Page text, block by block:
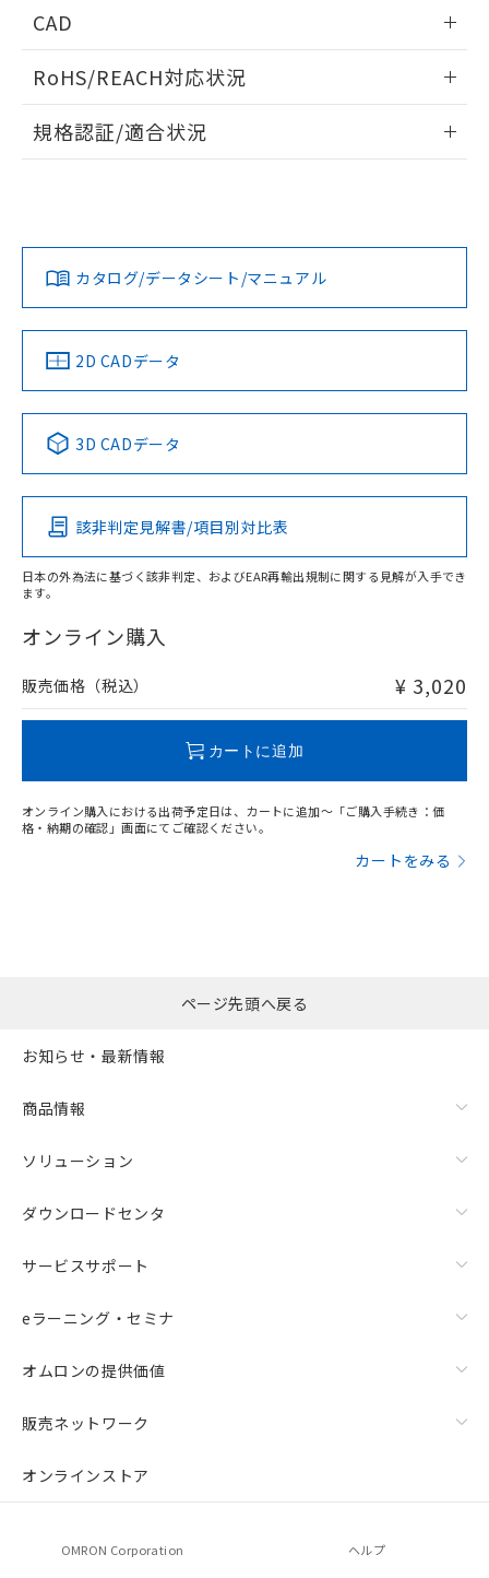
CAD
ドすることができます。
ログイン/会員登録
ダウンロードデータをご利用いただく前に、以下を必ずお読
みください。
ソフトウェアの使用条件
RoHS/REACH対応状況
EU RoHS 注意事項・凡例
対応済み
中国 RoHS 注意事項・凡例
Pb Hg Cd Cr(VI)
O
在庫等で未対応品が混在する可能性があります。
問い合わせください。
規格認証/適合状況
カタログ/データシート/マニュアル
2D CADデータ
3D CADデータ
該非判定見解書/項目別対比表
日本の外為法に基づく該非判定、およびEAR再輸出規制に関する見解が入手でき
ます。
オンライン購入
販売価格（税込） ¥ 3,020
カートに追加
オンライン購入における出荷予定日は、カートに追加～「ご購入手続き：価
格・納期の確認」画面にてご確認ください。
カートをみる
ページ先頭へ戻る
お知らせ・最新情報
商品情報
ソリューション
ダウンロードセンタ
サービスサポート
eラーニング・セミナ
オムロンの提供価値
販売ネットワーク
オンラインストア
OMRON Corporation ヘルプ